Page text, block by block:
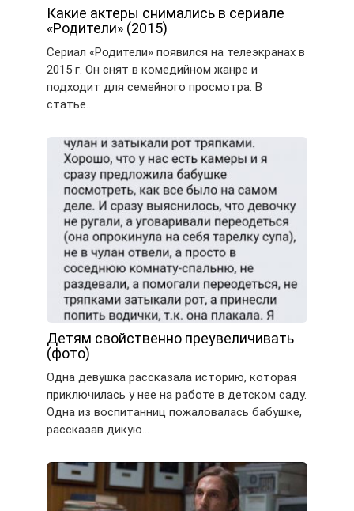
Какие актеры снимались в сериале
«Родители» (2015)
Сериал «Родители» появился на телеэкранах в
2015 г. Он снят в комедийном жанре и
подходит для семейного просмотра. В
статье…
Детям свойственно преувеличивать
(фото)
Одна девушка рассказала историю, которая
приключилась у нее на работе в детском саду.
Одна из воспитанниц пожаловалась бабушке,
рассказав дикую…